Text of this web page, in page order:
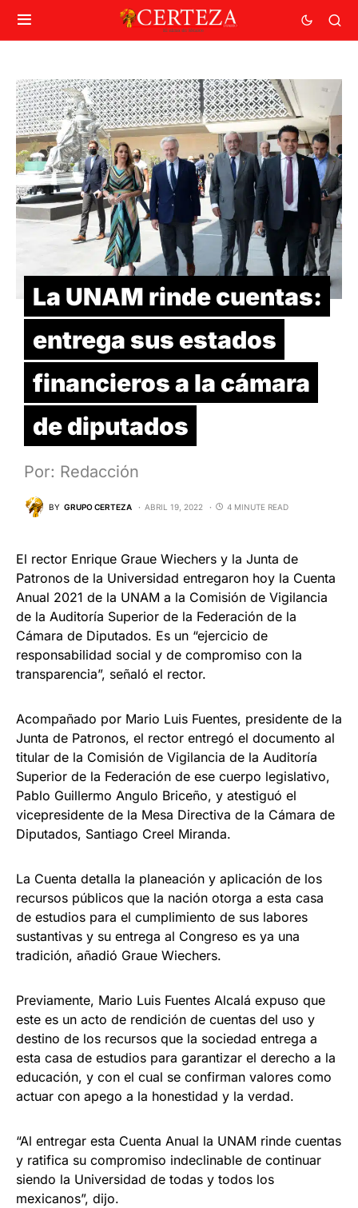
La UNAM rinde cuentas:
entrega sus estados
financieros a la cámara
de diputados
Por: Redacción
BY GRUPO CERTEZA ABRIL 19, 2022 4 MINUTE READ
El rector Enrique Graue Wiechers y la Junta de
Patronos de la Universidad entregaron hoy la Cuenta
Anual 2021 de la UNAM a la Comisión de Vigilancia
de la Auditoría Superior de la Federación de la
Cámara de Diputados. Es un “ejercicio de
responsabilidad social y de compromiso con la
transparencia”, señaló el rector.
Acompañado por Mario Luis Fuentes, presidente de la
Junta de Patronos, el rector entregó el documento al
titular de la Comisión de Vigilancia de la Auditoría
Superior de la Federación de ese cuerpo legislativo,
Pablo Guillermo Angulo Briceño, y atestiguó el
vicepresidente de la Mesa Directiva de la Cámara de
Diputados, Santiago Creel Miranda.
La Cuenta detalla la planeación y aplicación de los
recursos públicos que la nación otorga a esta casa
de estudios para el cumplimiento de sus labores
sustantivas y su entrega al Congreso es ya una
tradición, añadió Graue Wiechers.
Previamente, Mario Luis Fuentes Alcalá expuso que
este es un acto de rendición de cuentas del uso y
destino de los recursos que la sociedad entrega a
esta casa de estudios para garantizar el derecho a la
educación, y con el cual se confirman valores como
actuar con apego a la honestidad y la verdad.
“Al entregar esta Cuenta Anual la UNAM rinde cuentas
y ratifica su compromiso indeclinable de continuar
siendo la Universidad de todas y todos los
mexicanos”, dijo.